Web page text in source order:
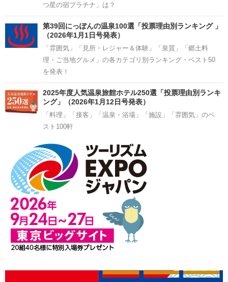
つ星の宿プラチナ」は？
第39回にっぽんの温泉100選「投票理由別ランキング 」
（2026年1月1日号発表）
「雰囲気」「見所・レジャー＆体験」「泉質」「郷土料
理・ご当地グルメ」の各カテゴリ別ランキング・ベスト50
を発表！
2025年度人気温泉旅館ホテル250選「投票理由別ランキ
ング」（2026年1月12日号発表）
「料理」「接客」「温泉・浴場」「施設」「雰囲気」のベ
スト100軒